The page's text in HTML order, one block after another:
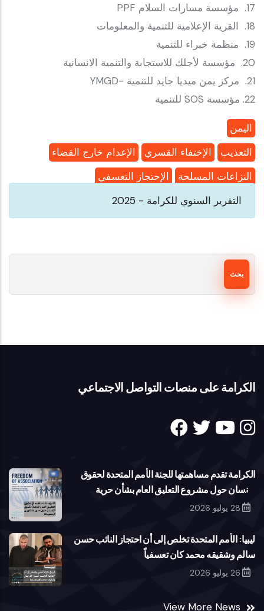
17. مؤسسة مسارات السلام PPF
18. القرية الإعلامية للتنمية والمعلومات
19. منظمة خبراء للتنمية
20. مؤسسة لأجلك للاستجابة والتنمية الانسانية
21. مركز يمن ميديا جايد للتنمية -YMGD
22. مؤسسة SOS للتنمية
اليمن
الإعدام خارج القضاء
الإختفاء القسري
التعذيب
الإحتجاز التعسفي
النزاعات المسلحة
التقرير السنوي للكرامة - 2025
الكرامة على منصات التواصل الاجتماعي
الكرامة تقدم مساهمتها للجنة الأمم المتحدة لحقوق
الإنسان حول مشروع التعليق العام بشأن حرية
تكوين الجمعيات
28 يوليو 2026
ليبيا: الأمم المتحدة تخلص إلى أن احتجاز النائب حسن
سالم وشقيقه محمد كان تعسفياً
26 يوليو 2026
View More News